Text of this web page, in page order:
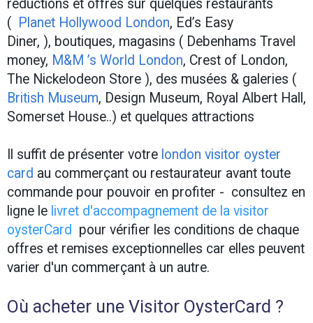
réductions et offres sur quelques restaurants
( Planet Hollywood London, Ed’s Easy
Diner, ), boutiques, magasins ( Debenhams Travel
money, M&M ’s World London, Crest of London,
The Nickelodeon Store ), des musées & galeries (
British Museum, Design Museum, Royal Albert Hall,
Somerset House..) et quelques attractions
Il suffit de présenter votre london visitor oyster
card au commerçant ou restaurateur avant toute
commande pour pouvoir en profiter - consultez en
ligne le livret d'accompagnement de la visitor
oysterCard pour vérifier les conditions de chaque
offres et remises exceptionnelles car elles peuvent
varier d'un commerçant à un autre.
Où acheter une Visitor OysterCard ?